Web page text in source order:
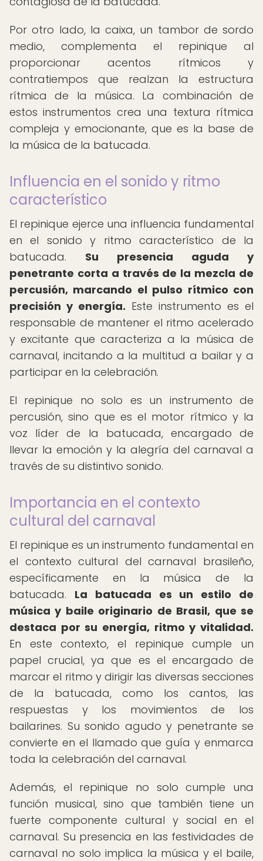
Por otro lado, la caixa, un tambor de sordo
medio, complementa el repinique al
proporcionar acentos rítmicos y
contratiempos que realzan la estructura
rítmica de la música. La combinación de
estos instrumentos crea una textura rítmica
compleja y emocionante, que es la base de
la música de la batucada.
Influencia en el sonido y ritmo
característico
El repinique ejerce una influencia fundamental
en el sonido y ritmo característico de la
batucada. Su presencia aguda y
penetrante corta a través de la mezcla de
percusión, marcando el pulso rítmico con
precisión y energía. Este instrumento es el
responsable de mantener el ritmo acelerado
y excitante que caracteriza a la música de
carnaval, incitando a la multitud a bailar y a
participar en la celebración.
El repinique no solo es un instrumento de
percusión, sino que es el motor rítmico y la
voz líder de la batucada, encargado de
llevar la emoción y la alegría del carnaval a
través de su distintivo sonido.
Importancia en el contexto
cultural del carnaval
El repinique es un instrumento fundamental en
el contexto cultural del carnaval brasileño,
específicamente en la música de la
batucada. La batucada es un estilo de
música y baile originario de Brasil, que se
destaca por su energía, ritmo y vitalidad.
En este contexto, el repinique cumple un
papel crucial, ya que es el encargado de
marcar el ritmo y dirigir las diversas secciones
de la batucada, como los cantos, las
respuestas y los movimientos de los
bailarines. Su sonido agudo y penetrante se
convierte en el llamado que guía y enmarca
toda la celebración del carnaval.
Además, el repinique no solo cumple una
función musical, sino que también tiene un
fuerte componente cultural y social en el
carnaval. Su presencia en las festividades de
carnaval no solo implica la música y el baile,